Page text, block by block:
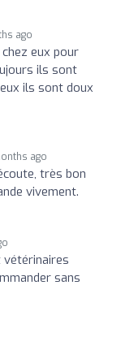
ago
eux pour
ils sont
ils sont doux
ago
très bon
vivement.
vétérinaires
sans